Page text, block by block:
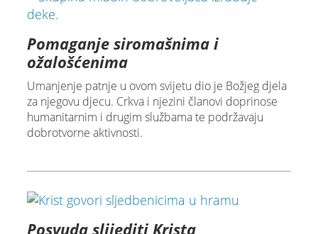
Pomaganje siromašnima i
ožalošćenima
Umanjenje patnje u ovom svijetu dio je Božjeg djela
za njegovu djecu. Crkva i njezini članovi doprinose
humanitarnim i drugim službama te podržavaju
dobrotvorne aktivnosti.
Posvuda slijediti Krista